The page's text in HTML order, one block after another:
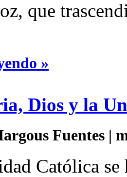
que
»
Dios y la
Fuentes |
Católica se